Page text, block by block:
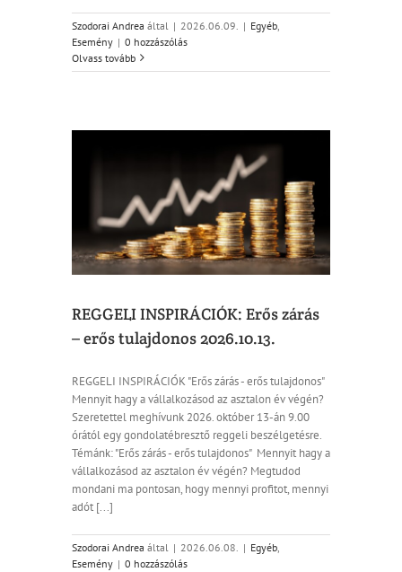
Szodorai Andrea által | 2026.06.09. | Egyéb
Esemény | 0 hozzászólás
Olvass tovább
REGGELI INSPIRÁCIÓK: Erős zárás
– erős tulajdonos 2026.10.13.
REGGELI INSPIRÁCIÓK "Erős zárás - erős tulajdonos"
Mennyit hagy a vállalkozásod az asztalon év végén?
Szeretettel meghívunk 2026. október 13-án 9.00
órától egy gondolatébresztő reggeli beszélgetésre.
Témánk: "Erős zárás - erős tulajdonos" Mennyit hagy a
vállalkozásod az asztalon év végén? Megtudod
mondani ma pontosan, hogy mennyi profitot, mennyi
adót [...]
Szodorai Andrea által | 2026.06.08. | Egyéb,
Esemény | 0 hozzászólás